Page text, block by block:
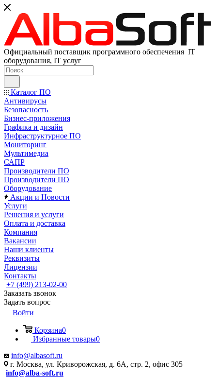
Официальный поставщик программного обеспечения IT
оборудования, IT услуг
Каталог ПО
Антивирусы
Безопасность
Бизнес-приложения
Графика и дизайн
Инфраструктурное ПО
Мониторинг
Мультимедиа
САПР
Производители ПО
Производители ПО
Оборудование
Акции и Новости
Услуги
Решения и услуги
Оплата и доставка
Компания
Вакансии
Наши клиенты
Реквизиты
Лицензии
Контакты
+7 (499) 213-02-00
Заказать звонок
Задать вопрос
Войти
Корзина0
Избранные товары0
info@albasoft.ru
г. Москва, ул. Криворожская, д. 6А, стр. 2, офис 305
info@alba-soft.ru